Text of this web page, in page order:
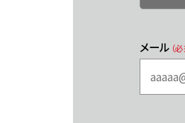
メール （